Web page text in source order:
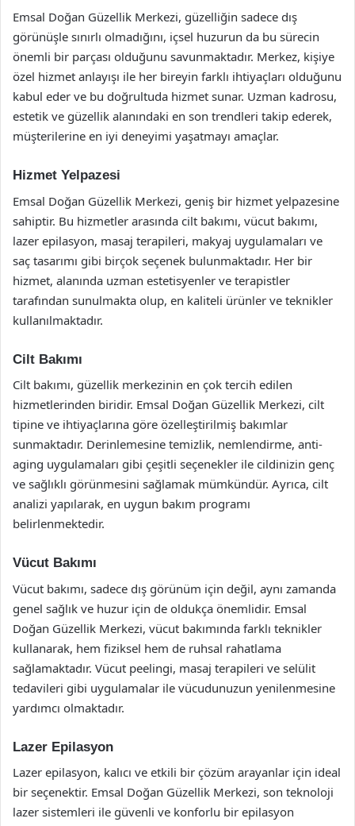
Emsal Doğan Güzellik Merkezi, güzelliğin sadece dış
görünüşle sınırlı olmadığını, içsel huzurun da bu sürecin
önemli bir parçası olduğunu savunmaktadır. Merkez, kişiye
özel hizmet anlayışı ile her bireyin farklı ihtiyaçları olduğunu
kabul eder ve bu doğrultuda hizmet sunar. Uzman kadrosu,
estetik ve güzellik alanındaki en son trendleri takip ederek,
müşterilerine en iyi deneyimi yaşatmayı amaçlar.
Hizmet Yelpazesi
Emsal Doğan Güzellik Merkezi, geniş bir hizmet yelpazesine
sahiptir. Bu hizmetler arasında cilt bakımı, vücut bakımı,
lazer epilasyon, masaj terapileri, makyaj uygulamaları ve
saç tasarımı gibi birçok seçenek bulunmaktadır. Her bir
hizmet, alanında uzman estetisyenler ve terapistler
tarafından sunulmakta olup, en kaliteli ürünler ve teknikler
kullanılmaktadır.
Cilt Bakımı
Cilt bakımı, güzellik merkezinin en çok tercih edilen
hizmetlerinden biridir. Emsal Doğan Güzellik Merkezi, cilt
tipine ve ihtiyaçlarına göre özelleştirilmiş bakımlar
sunmaktadır. Derinlemesine temizlik, nemlendirme, anti-
aging uygulamaları gibi çeşitli seçenekler ile cildinizin genç
ve sağlıklı görünmesini sağlamak mümkündür. Ayrıca, cilt
analizi yapılarak, en uygun bakım programı
belirlenmektedir.
Vücut Bakımı
Vücut bakımı, sadece dış görünüm için değil, aynı zamanda
genel sağlık ve huzur için de oldukça önemlidir. Emsal
Doğan Güzellik Merkezi, vücut bakımında farklı teknikler
kullanarak, hem fiziksel hem de ruhsal rahatlama
sağlamaktadır. Vücut peelingi, masaj terapileri ve selülit
tedavileri gibi uygulamalar ile vücudunuzun yenilenmesine
yardımcı olmaktadır.
Lazer Epilasyon
Lazer epilasyon, kalıcı ve etkili bir çözüm arayanlar için ideal
bir seçenektir. Emsal Doğan Güzellik Merkezi, son teknoloji
lazer sistemleri ile güvenli ve konforlu bir epilasyon